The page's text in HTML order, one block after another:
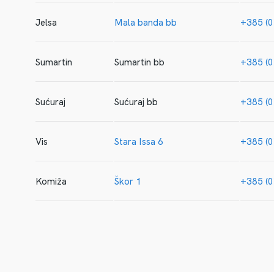
Jelsa Mala banda bb +385
Sumartin Sumartin bb +385
Sućuraj Sućuraj bb +385
Vis Stara Issa 6 +385
Komiža Škor 1 +385